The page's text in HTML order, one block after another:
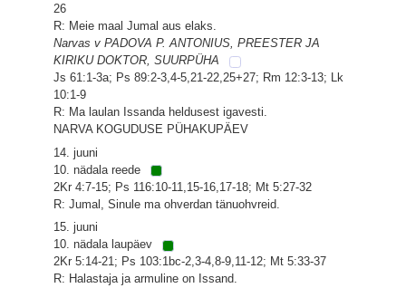
26
R: Meie maal Jumal aus elaks.
Narvas v PADOVA P. ANTONIUS, PREESTER JA
KIRIKU DOKTOR, SUURPÜHA
Js 61:1-3a; Ps 89:2-3,4-5,21-22,25+27; Rm 12:3-13; Lk
10:1-9
R: Ma laulan Issanda heldusest igavesti.
NARVA KOGUDUSE PÜHAKUPÄEV
14. juuni
10. nädala reede
2Kr 4:7-15; Ps 116:10-11,15-16,17-18; Mt 5:27-32
R: Jumal, Sinule ma ohverdan tänuohvreid.
15. juuni
10. nädala laupäev
2Kr 5:14-21; Ps 103:1bc-2,3-4,8-9,11-12; Mt 5:33-37
R: Halastaja ja armuline on Issand.